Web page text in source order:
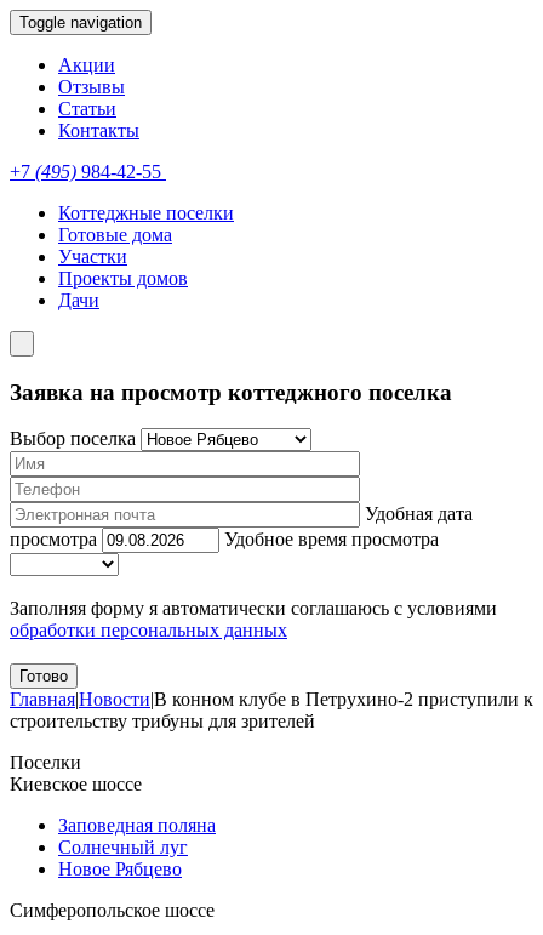
Toggle navigation
Акции
Отзывы
Статьи
Контакты
+7 (495) 984-42-55
Коттеджные поселки
Готовые дома
Участки
Проекты домов
Дачи
Заявка на просмотр коттеджного поселка
Выбор поселка
Удобная дата
просмотра
Удобное время просмотра
Заполняя форму я автоматически соглашаюсь с условиями
обработки персональных данных
Главная|Новости|В конном клубе в Петрухино-2 приступили к
строительству трибуны для зрителей
Поселки
Киевское шоссе
Заповедная поляна
Солнечный луг
Новое Рябцево
Симферопольское шоссе